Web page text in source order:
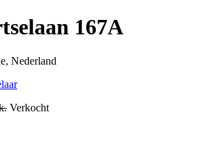
167A
Nederland
Verkocht